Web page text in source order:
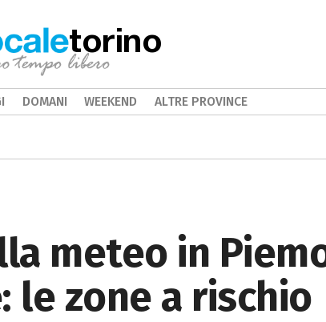
meteo in
le zone a rischio
torino
DOMANI WEEKEND ALTRE PROVINCE